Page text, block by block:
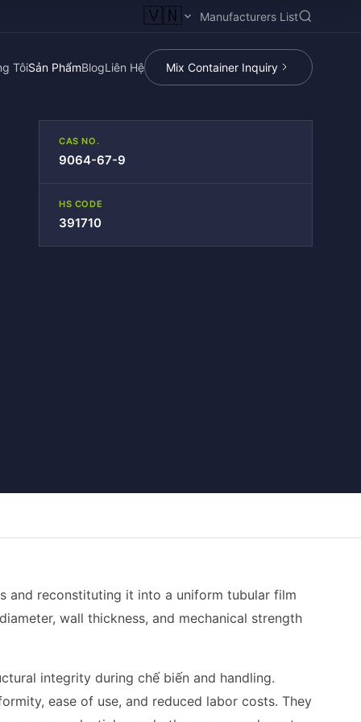
🇻🇳 Manufacturers List
TôiSản PhẩmBlogLiên Hệ Mix Container Inquiry
CAS NO.
9064-67-9
HS CODE
391710
and reconstituting it into a uniform tubular film
wall thickness, and mechanical strength
integrity during chế biến and handling.
ease of use, and reduced labor costs. They